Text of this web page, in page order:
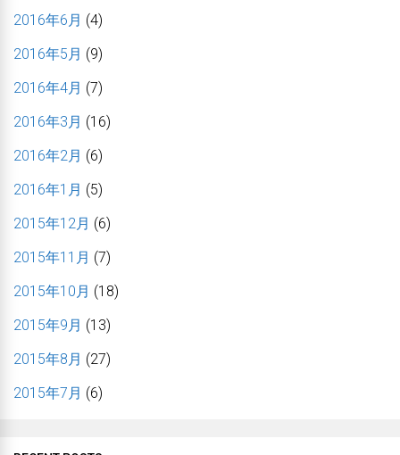
2016年6月 (4)
2016年5月 (9)
2016年4月 (7)
2016年3月 (16)
2016年2月 (6)
2016年1月 (5)
2015年12月 (6)
2015年11月 (7)
2015年10月 (18)
2015年9月 (13)
2015年8月 (27)
2015年7月 (6)